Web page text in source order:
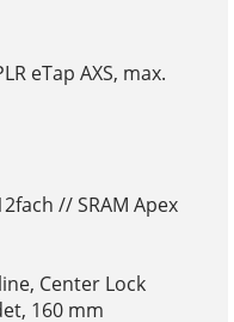
eTap AXS, max.
// SRAM Apex
Center Lock
160 mm